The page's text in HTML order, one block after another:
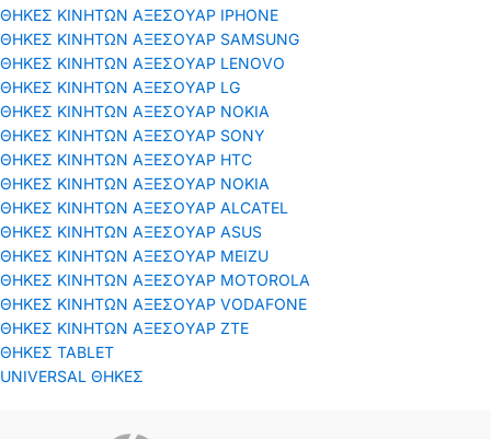
ΘΗΚΕΣ ΚΙΝΗΤΩΝ ΑΞΕΣΟΥΑΡ IPHONE
ΘΗΚΕΣ ΚΙΝΗΤΩΝ ΑΞΕΣΟΥΑΡ SAMSUNG
ΘΗΚΕΣ ΚΙΝΗΤΩΝ ΑΞΕΣΟΥΑΡ LENOVO
ΘΗΚΕΣ ΚΙΝΗΤΩΝ ΑΞΕΣΟΥΑΡ LG
ΘΗΚΕΣ ΚΙΝΗΤΩΝ ΑΞΕΣΟΥΑΡ ΝΟΚΙΑ
ΘΗΚΕΣ ΚΙΝΗΤΩΝ ΑΞΕΣΟΥΑΡ SONY
ΘΗΚΕΣ ΚΙΝΗΤΩΝ ΑΞΕΣΟΥΑΡ HTC
ΘΗΚΕΣ ΚΙΝΗΤΩΝ ΑΞΕΣΟΥΑΡ NOKIA
ΘΗΚΕΣ ΚΙΝΗΤΩΝ ΑΞΕΣΟΥΑΡ ALCATEL
ΘΗΚΕΣ ΚΙΝΗΤΩΝ ΑΞΕΣΟΥΑΡ ASUS
ΘΗΚΕΣ ΚΙΝΗΤΩΝ ΑΞΕΣΟΥΑΡ MEIZU
ΘΗΚΕΣ ΚΙΝΗΤΩΝ ΑΞΕΣΟΥΑΡ MOTOROLA
ΘΗΚΕΣ ΚΙΝΗΤΩΝ ΑΞΕΣΟΥΑΡ VODAFONE
ΘΗΚΕΣ ΚΙΝΗΤΩΝ ΑΞΕΣΟΥΑΡ ΖΤΕ
ΘΗΚΕΣ TABLET
UNIVERSAL ΘΗΚΕΣ